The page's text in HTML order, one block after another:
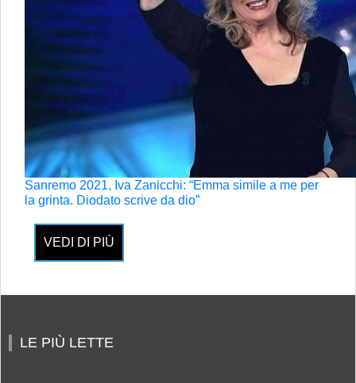
Sanremo 2021, Iva Zanicchi: “Emma simile a me per
la grinta. Diodato scrive da dio”
VEDI DI PIÙ
LE PIÙ LETTE